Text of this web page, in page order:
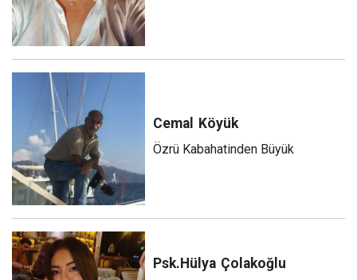
Cemal Köyük
Özrü Kabahatinden Büyük
Psk.Hülya Çolakoğlu